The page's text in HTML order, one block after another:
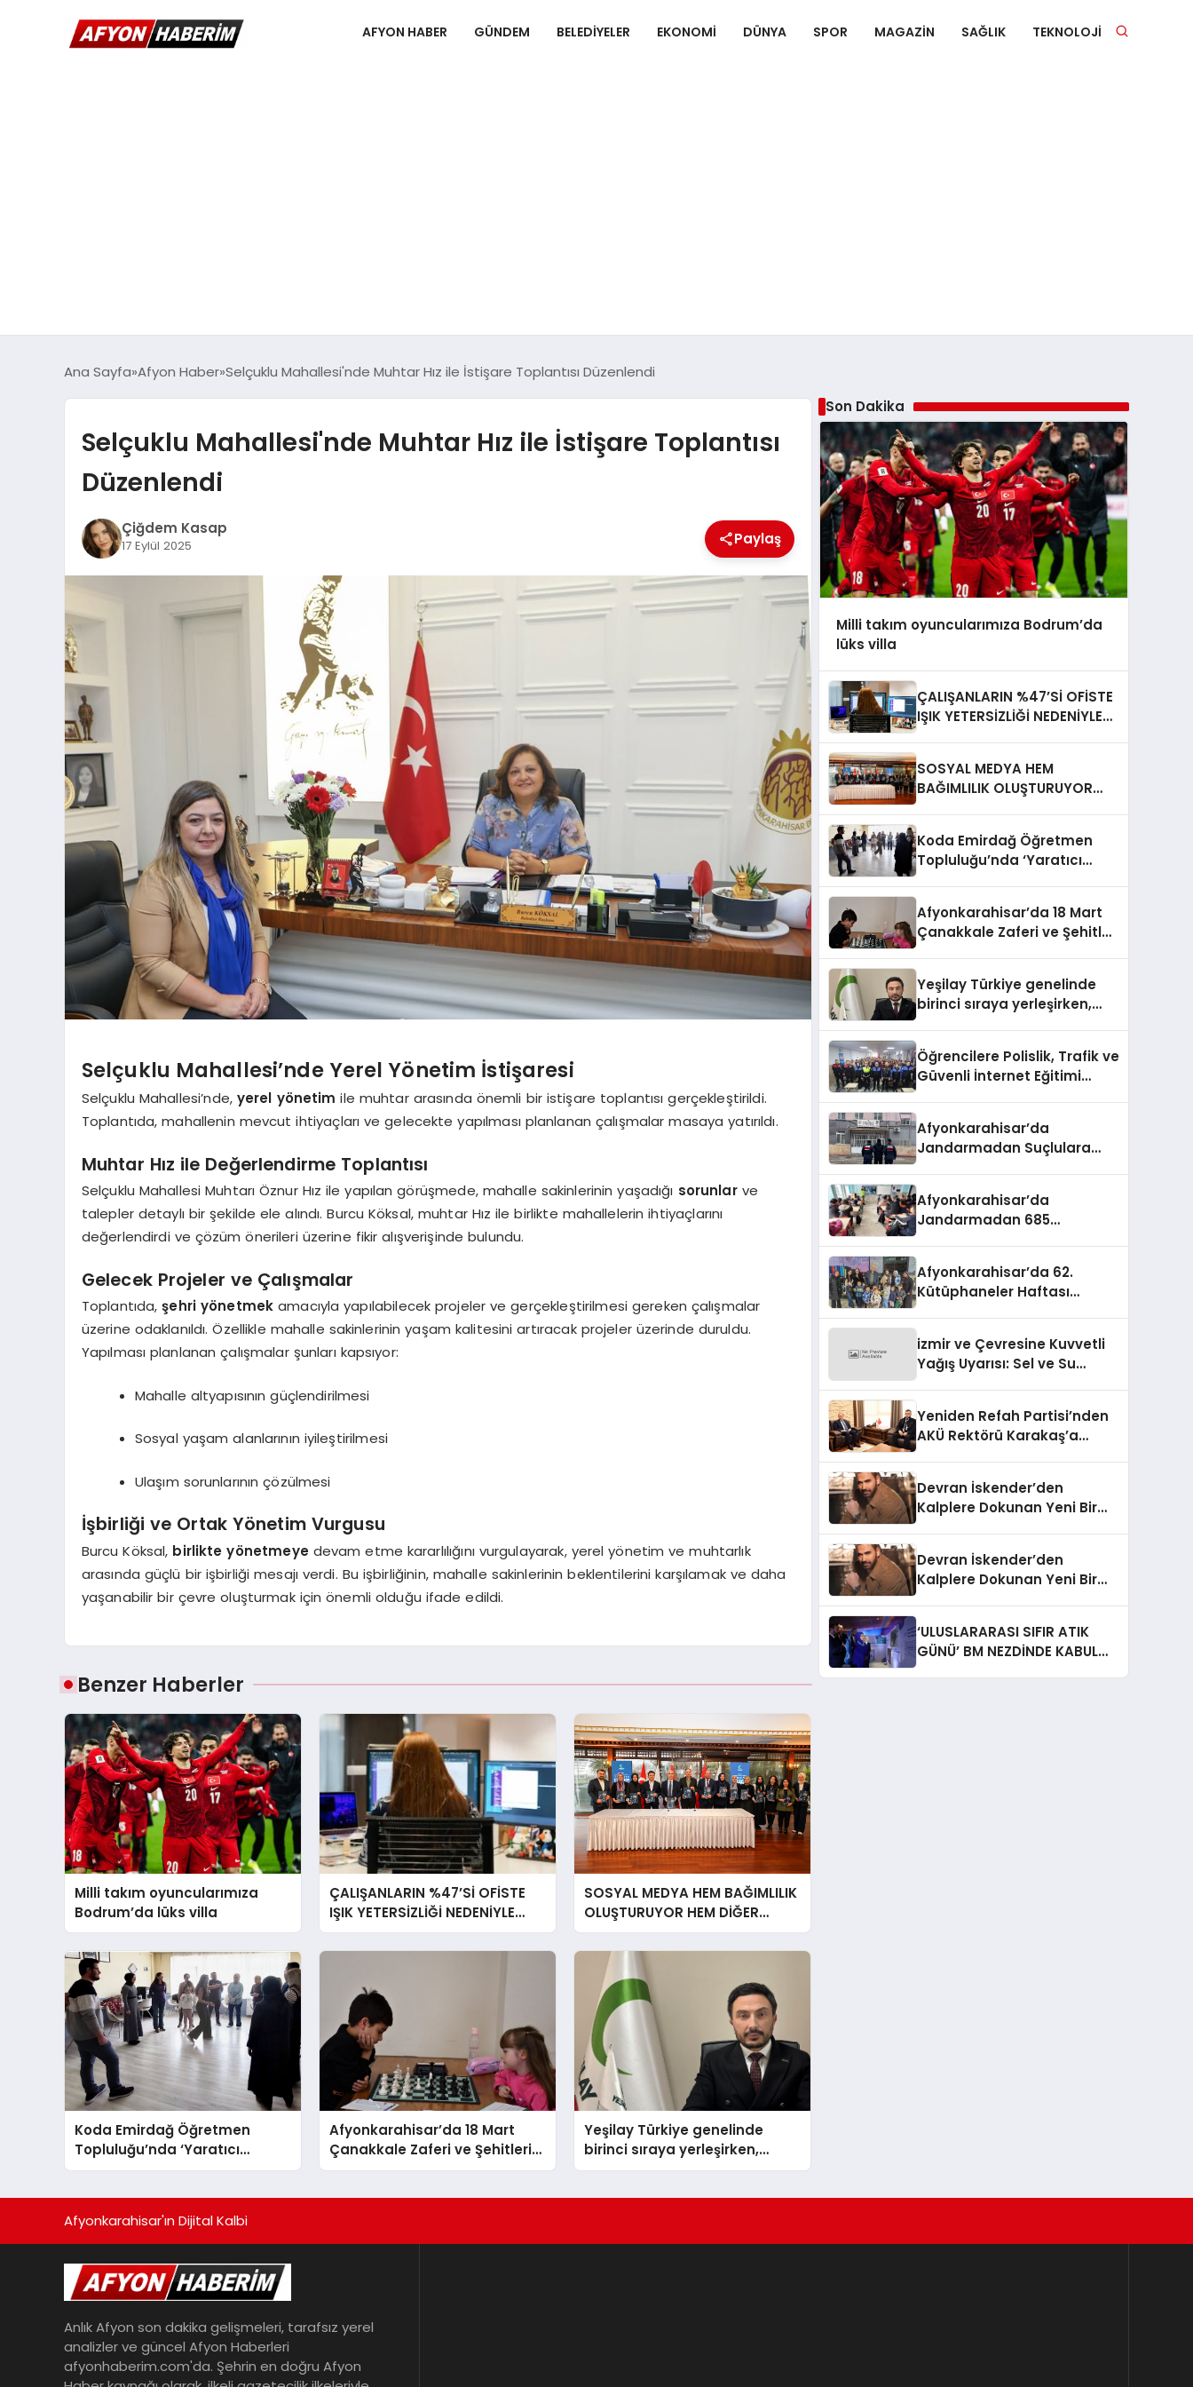
AFYON HABER GÜNDEM BELEDIYELER EKONOMI DÜNYA SPOR MAGAZIN SAĞLIK TEKNOLOJI
Ana Sayfa Afyon Haber Selçuklu Mahallesi'nde Muhtar Hız ile İstişare Toplantısı Düzenlendi
Selçuklu Mahallesi'nde Muhtar Hız ile İstişare Toplantısı
Düzenlendi
Çiğdem Kasap
17 Eylül 2025 Paylaş
Selçuklu Mahallesi’nde Yerel Yönetim İstişaresi
Selçuklu Mahallesi’nde, yerel yönetim ile muhtar arasında önemli bir istişare toplantısı gerçekleştirildi.
Toplantıda, mahallenin mevcut ihtiyaçları ve gelecekte yapılması planlanan çalışmalar masaya yatırıldı.
Muhtar Hız ile Değerlendirme Toplantısı
Selçuklu Mahallesi Muhtarı Öznur Hız ile yapılan görüşmede, mahalle sakinlerinin yaşadığı sorunlarve
talepler detaylı bir şekilde ele alındı. Burcu Köksal, muhtar Hız ile birlikte mahallelerin ihtiyaçlarını
değerlendirdi ve çözüm önerileri üzerine fikir alışverişinde bulundu.
Gelecek Projeler ve Çalışmalar
Toplantıda,şehri yönetmek amacıyla yapılabilecek projeler ve gerçekleştirilmesi gereken çalışmalar
üzerine odaklanıldı. Özellikle mahalle sakinlerinin yaşam kalitesini artıracak projeler üzerinde duruldu.
Yapılması planlanan çalışmalar şunları kapsıyor:
Mahalle altyapısının güçlendirilmesi
Sosyal yaşam alanlarının iyileştirilmesi
Ulaşım sorunlarının çözülmesi
İşbirliği ve Ortak Yönetim Vurgusu
Burcu Köksal, birlikte yönetmeyedevam etme kararlılığını vurgulayarak, yerel yönetim ve muhtarlık
arasında güçlü bir işbirliği mesajı verdi. Bu işbirliğinin, mahalle sakinlerinin beklentilerini karşılamak ve daha
yaşanabilir bir çevre oluşturmak için önemli olduğu ifade edildi.
Benzer Haberler
Milli takım oyuncularımıza
Bodrum’da lüks villa
ÇALIŞANLARIN %47’Sİ OFİSTE
IŞIK YETERSİZLİĞİ NEDENİYLE
YORGUN HİSSEDİYOR
SOSYAL MEDYA HEM BAĞIMLILIK
OLUŞTURUYOR HEM DİĞER
BAĞIMLILIKLARA ZEMİN
HAZIRLIYOR”
Koda Emirdağ Öğretmen
Topluluğu’nda ‘Yaratıcı
Drama’ eğitimi gerçekleştirildi.
Afyonkarahisar’da 18 Mart
Çanakkale Zaferi ve Şehitleri
Anma Günü Satranç
Yeşilay Türkiye genelinde
birinci sıraya yerleşirken,
yürütülen faaliyetlerle de
Son Dakika
Milli takım oyuncularımıza Bodrum’da
lüks villa
ÇALIŞANLARIN %47’Sİ OFİSTE
IŞIK YETERSİZLİĞİ NEDENİYLE
SOSYAL MEDYA HEM
BAĞIMLILIK OLUŞTURUYOR
Koda Emirdağ Öğretmen
Topluluğu’nda ‘Yaratıcı
Afyonkarahisar’da 18 Mart
Çanakkale Zaferi ve Şehitleri
Yeşilay Türkiye genelinde
birinci sıraya yerleşirken,
Öğrencilere Polislik, Trafik ve
Güvenli İnternet Eğitimi
Afyonkarahisar’da
Jandarmadan Suçlulara
Afyonkarahisar’da
Jandarmadan 685
Afyonkarahisar’da 62.
Kütüphaneler Haftası
izmir ve Çevresine Kuvvetli
Yağış Uyarısı: Sel ve Su
Yeniden Refah Partisi’nden
AKÜ Rektörü Karakaş’a
Devran İskender’den
Kalplere Dokunan Yeni Bir
Devran İskender’den
Kalplere Dokunan Yeni Bir
‘ULUSLARARASI SIFIR ATIK
GÜNÜ’ BM NEZDİNDE KABUL
Afyonkarahisar'ın Dijital Kalbi
Anlık Afyon son dakika gelişmeleri, tarafsız yerel
analizler ve güncel Afyon Haberleri
afyonhaberim.com'da. Şehrin en doğru Afyon